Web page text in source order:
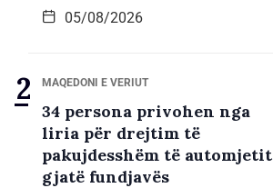
05/08/2026
MAQEDONI E VERIUT
34 persona privohen nga
liria për drejtim të
pakujdesshëm të automjetit
gjatë fundjavës